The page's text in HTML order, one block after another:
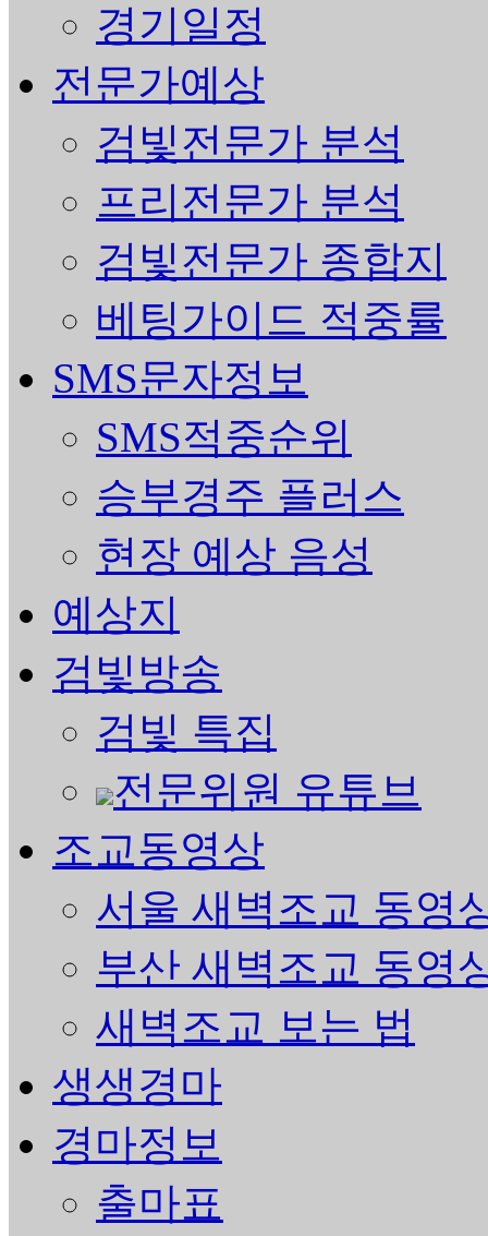
경기일정
전문가예상
검빛전문가 분석
프리전문가 분석
검빛전문가 종합지
베팅가이드 적중률
SMS문자정보
SMS적중순위
승부경주 플러스
현장 예상 음성
예상지
검빛방송
검빛 특집
전문위원 유튜브
조교동영상
서울 새벽조교 동영
부산 새벽조교 동영
새벽조교 보는 법
생생경마
경마정보
출마표